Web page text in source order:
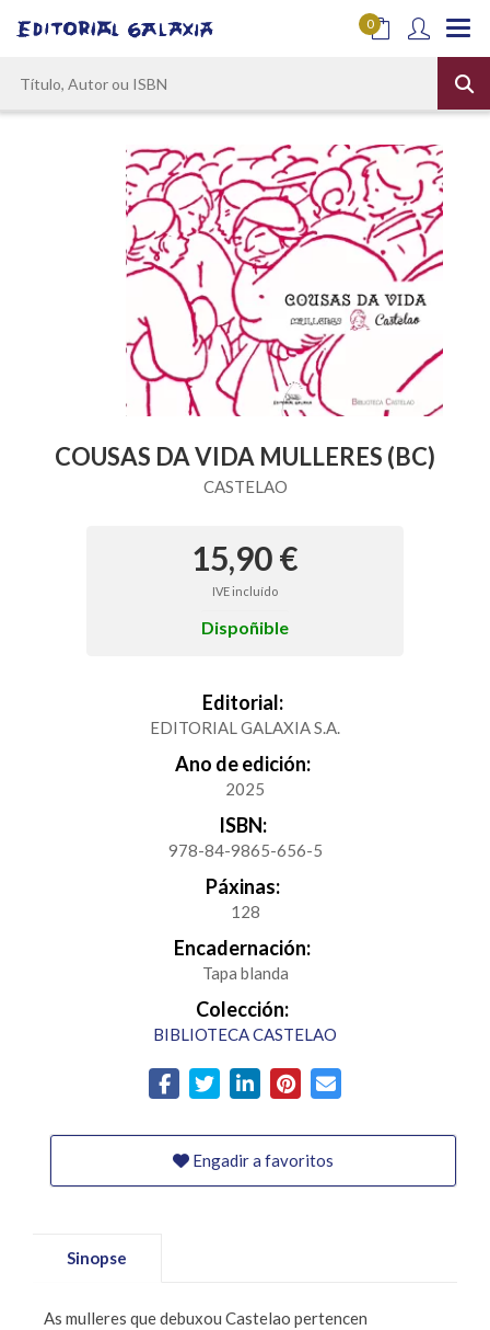
0
COUSAS DA VIDA MULLERES (BC)
CASTELAO
15,90 €
IVE incluído
Dispoñible
Editorial:
EDITORIAL GALAXIA S.A.
Ano de edición:
2025
ISBN:
978-84-9865-656-5
Páxinas:
128
Encadernación:
Tapa blanda
Colección:
BIBLIOTECA CASTELAO
Engadir a favoritos
Sinopse
As mulleres que debuxou Castelao pertencen